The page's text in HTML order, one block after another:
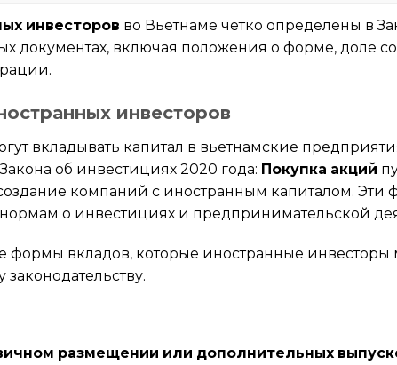
инвесторов во Вьетнаме четко определены в
документах, включая положения о форме, доле
инвесторов
вкладывать капитал в вьетнамские
Закона об инвестициях 2020 года: Покупка акций
компаний с иностранным капиталом. Эти
нормам о инвестициях и предпринимательской
вкладов, которые иностранные инвесторы
размещении или дополнительных